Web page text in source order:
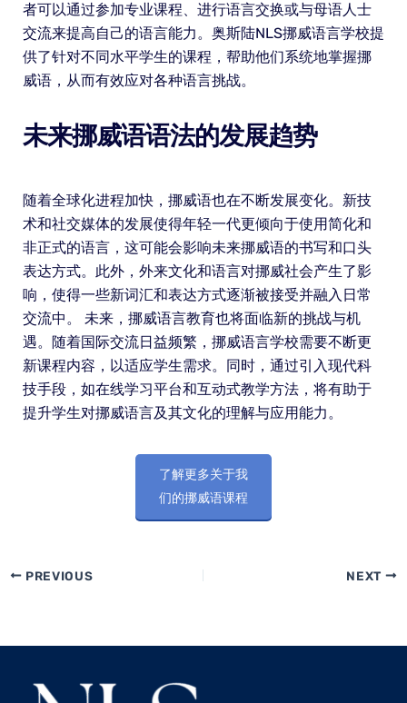
者可以通过参加专业课程、进行语言交换或与母语人士
交流来提高自己的语言能力。奥斯陆NLS挪威语言学校提
供了针对不同水平学生的课程，帮助他们系统地掌握挪
威语，从而有效应对各种语言挑战。
未来挪威语语法的发展趋势
随着全球化进程加快，挪威语也在不断发展变化。新技
术和社交媒体的发展使得年轻一代更倾向于使用简化和
非正式的语言，这可能会影响未来挪威语的书写和口头
表达方式。此外，外来文化和语言对挪威社会产生了影
响，使得一些新词汇和表达方式逐渐被接受并融入日常
交流中。 未来，挪威语言教育也将面临新的挑战与机
遇。随着国际交流日益频繁，挪威语言学校需要不断更
新课程内容，以适应学生需求。同时，通过引入现代科
技手段，如在线学习平台和互动式教学方法，将有助于
提升学生对挪威语言及其文化的理解与应用能力。
了解更多关于我
们的挪威语课程
PREVIOUS NEXT